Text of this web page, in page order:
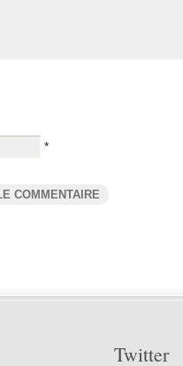
*
Twitter